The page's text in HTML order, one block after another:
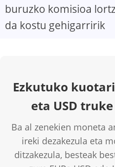
buruzko komisioa
da kostu gehigarririk
Ezkutuko
eta USD
Ba al zenekien moneta
ireki dezakezula eta
ditzakezula, besteak